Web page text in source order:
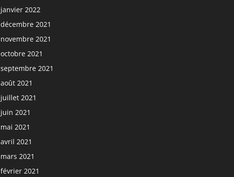
janvier 2022
décembre 2021
novembre 2021
octobre 2021
septembre 2021
août 2021
juillet 2021
juin 2021
mai 2021
avril 2021
mars 2021
février 2021